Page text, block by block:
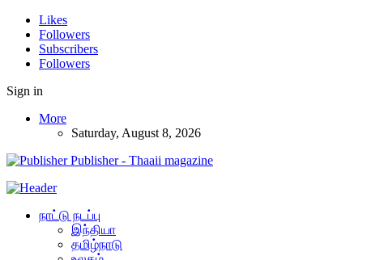
Likes
Followers
Subscribers
Followers
Sign in
More
Saturday, August 8, 2026
Publisher - Thaaii magazine
நாட்டு நடப்பு
இந்தியா
தமிழ்நாடு